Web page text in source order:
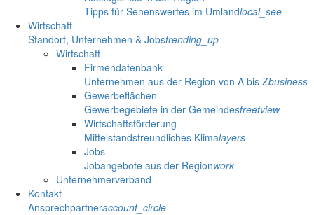
Tipps für Sehenswertes im Umlandlocal_see
Wirtschaft
Standort, Unternehmen & Jobstrending_up
Wirtschaft
Firmendatenbank
Unternehmen aus der Region von A bis Zbusiness
Gewerbeflächen
Gewerbegebiete in der Gemeindestreetview
Wirtschaftsförderung
Mittelstandsfreundliches Klimalayers
Jobs
Jobangebote aus der Regionwork
Unternehmerverband
Kontakt
Ansprechpartneraccount_circle